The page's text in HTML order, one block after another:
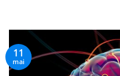
11
mai